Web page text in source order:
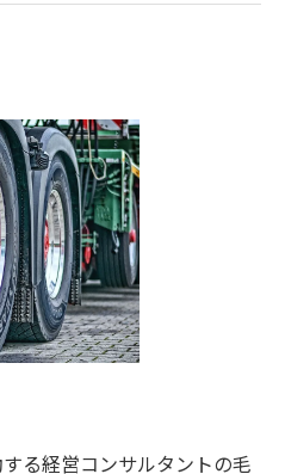
る経営コンサルタントの毛